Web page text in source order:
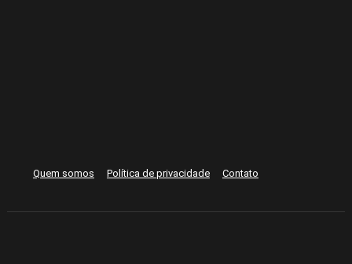
Quem somos Política de privacidade Contato